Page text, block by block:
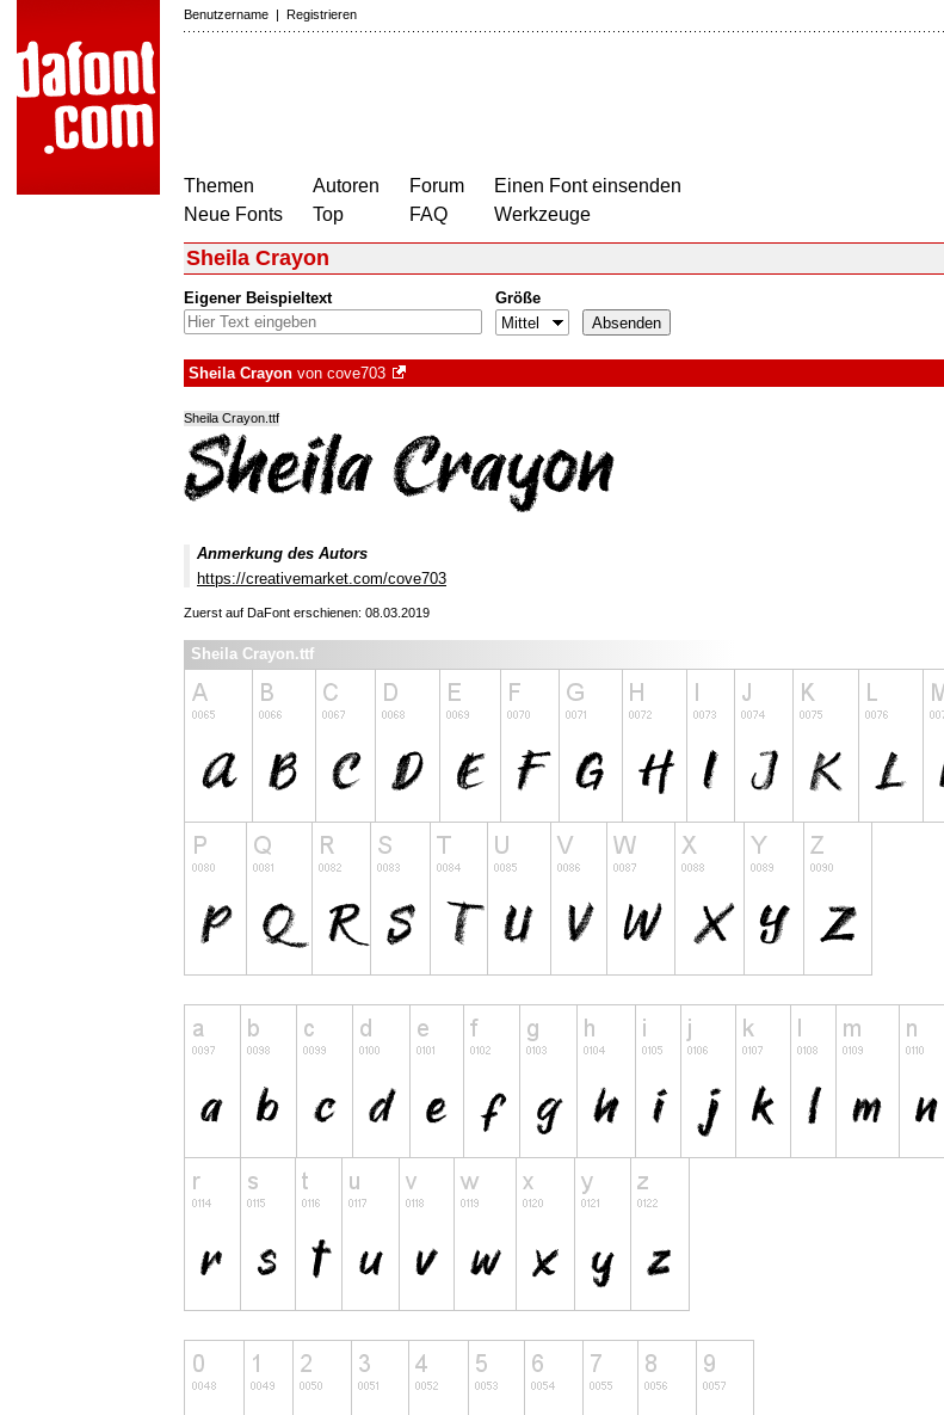
Benutzername | Registrieren
Themen
Neue Fonts
Autoren
Top
Forum
FAQ
Einen Font einsenden
Werkzeuge
Sheila Crayon
Eigener Beispieltext Größe
Sheila Crayon von cove703
Sheila Crayon.ttf
Anmerkung des Autors
https://creativemarket.com/cove703
Zuerst auf DaFont erschienen: 08.03.2019
Sheila Crayon.ttf